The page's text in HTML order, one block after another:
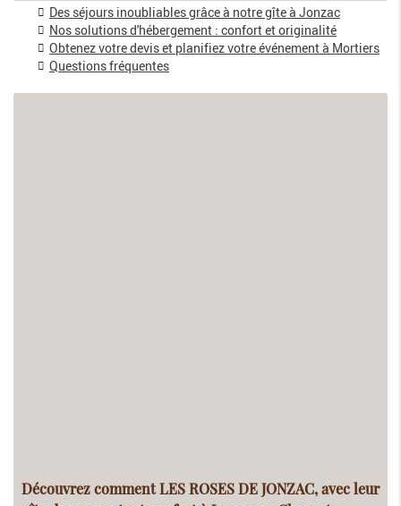
Des séjours inoubliables grâce à notre gîte à Jonzac
Nos solutions d'hébergement : confort et originalité
Obtenez votre devis et planifiez votre événement à Mortiers
Questions fréquentes
Découvrez comment LES ROSES DE JONZAC, avec leur